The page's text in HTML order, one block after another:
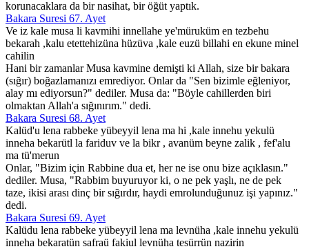
korunacaklara da bir nasihat, bir öğüt yaptık.
Bakara Suresi 67. Ayet
Ve iz kale musa li kavmihi innellahe ye'müruküm en tezbehu
bekarah ,kalu etettehizüna hüzüva ,kale euzü billahi en ekune minel
cahilin
Hani bir zamanlar Musa kavmine demişti ki Allah, size bir bakara
(sığır) boğazlamanızı emrediyor. Onlar da "Sen bizimle eğleniyor,
alay mı ediyorsun?" dediler. Musa da: "Böyle cahillerden biri
olmaktan Allah'a sığınırım." dedi.
Bakara Suresi 68. Ayet
Kalüd'u lena rabbeke yübeyyil lena ma hi ,kale innehu yekulü
inneha bekarütl la fariduv ve la bikr , avanüm beyne zalik , fef'alu
ma tü'merun
Onlar, "Bizim için Rabbine dua et, her ne ise onu bize açıklasın."
dediler. Musa, "Rabbim buyuruyor ki, o ne pek yaşlı, ne de pek
taze, ikisi arası dinç bir sığırdır, haydi emrolunduğunuz işi yapınız."
dedi.
Bakara Suresi 69. Ayet
Kalüdu lena rabbeke yübeyyil lena ma levnüha ,kale innehu yekulü
inneha bekaratün safraü fakiul levnüha tesürrün nazirin